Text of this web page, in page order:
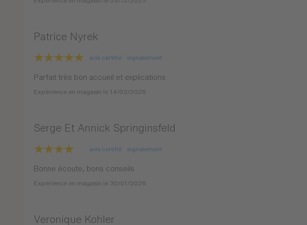
Patrice Nyrek
avis certifié signalement
Parfait très bon accueil et explications
Expérience en magasin le 14/03/2026
Serge Et Annick Springinsfeld
avis certifié signalement
Bonne écoute, bons conseils
Expérience en magasin le 30/01/2026
Veronique Kohler